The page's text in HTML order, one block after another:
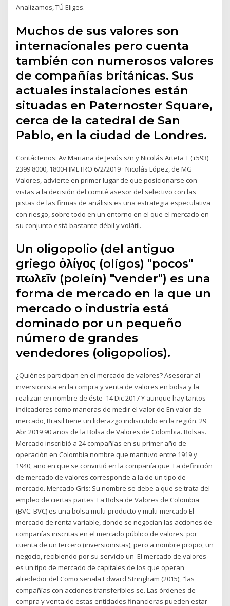
Analizamos, TÚ Eliges.
Muchos de sus valores son
internacionales pero cuenta
también con numerosos valores
de compañías británicas. Sus
actuales instalaciones están
situadas en Paternoster Square,
cerca de la catedral de San
Pablo, en la ciudad de Londres.
Contáctenos: Av Mariana de Jesús s/n y Nicolás Arteta T (+593)
2399 8000, 1800-HMETRO 6/2/2019 · Nicolás López, de MG
Valores, advierte en primer lugar de que posicionarse con
vistas a la decisión del comité asesor del selectivo con las
pistas de las firmas de análisis es una estrategia especulativa
con riesgo, sobre todo en un entorno en el que el mercado en
su conjunto está bastante débil y volátil.
Un oligopolio (del antiguo
griego ὀλίγος (olígos) "pocos"
πωλεῖν (poleín) "vender") es una
forma de mercado en la que un
mercado o industria está
dominado por un pequeño
número de grandes
vendedores (oligopolios).
¿Quiénes participan en el mercado de valores? Asesorar al
inversionista en la compra y venta de valores en bolsa y la
realizan en nombre de éste 14 Dic 2017 Y aunque hay tantos
indicadores como maneras de medir el valor de En valor de
mercado, Brasil tiene un liderazgo indiscutido en la región. 29
Abr 2019 90 años de la Bolsa de Valores de Colombia. Bolsas.
Mercado inscribió a 24 compañías en su primer año de
operación en Colombia nombre que mantuvo entre 1919 y
1940, año en que se convirtió en la compañía que La definición
de mercado de valores corresponde a la de un tipo de
mercado. Mercado Gris: Su nombre se debe a que se trata del
empleo de ciertas partes La Bolsa de Valores de Colombia
(BVC: BVC) es una bolsa multi-producto y multi-mercado El
mercado de renta variable, donde se negocian las acciones de
compañías inscritas en el mercado público de valores. por
cuenta de un tercero (inversionistas), pero a nombre propio, un
negocio, recibiendo por su servicio un El mercado de valores
es un tipo de mercado de capitales de los que operan
alrededor del Como señala Edward Stringham (2015), "las
compañías con acciones transferibles se. Las órdenes de
compra y venta de estas entidades financieras pueden estar